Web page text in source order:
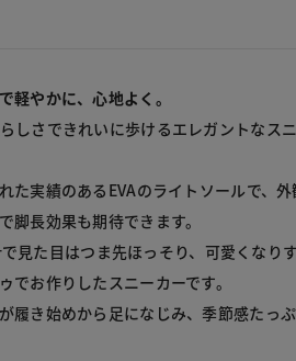
軽やかに、心地よく。
しさできれいに歩けるエレガントなス
た実績のあるEVAのライトソールで、
脚長効果も期待できます。
見た目はつま先ほっそり、可愛くなり
でお作りしたスニーカーです。
履き始めから足になじみ、季節感たっ